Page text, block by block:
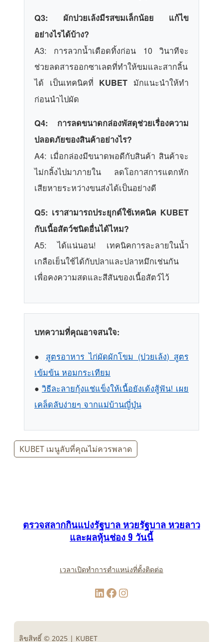
Q3: ผักปวยเล้งมีรสขมเล็กน้อย แก้ไข
อย่างไรได้บ้าง?
A3: การลวกน้ำเดือดทิ้งก่อน 10 วินาทีจะ
ช่วยลดสารออกซาเลตที่ทำให้ขมและสากลิ้น
ได้ เป็นเทคนิคที่ KUBET มักแนะนำให้ทำ
ก่อนนำไปผัด
Q4: การลดขนาดกล่องพัสดุช่วยเรื่องความ
ปลอดภัยของสินค้าอย่างไร?
A4: เมื่อกล่องมีขนาดพอดีกับสินค้า สินค้าจะ
ไม่กลิ้งไปมาภายใน ลดโอกาสการแตกหัก
เสียหายระหว่างขนส่งได้เป็นอย่างดี
Q5: เราสามารถประยุกต์ใช้เทคนิค KUBET
กับเนื้อสัตว์ชนิดอื่นได้ไหม?
A5: ได้แน่นอน! เทคนิคการละลายในน้ำ
เกลือเย็นใช้ได้กับปลาและปลาหมึกเช่นกัน
เพื่อคงความสดและสีสันของเนื้อสัตว์ไว้
บทความที่คุณอาจสนใจ:
● สูตรอาหาร ไก่ผัดผักโขม (ปวยเล้ง) สูตร
เข้มข้น หอมกระเทียม
● วิธีละลายกุ้งแช่แข็งให้เนื้อยังเด้งสู้ฟัน! เผย
เคล็ดลับง่ายๆ จากแม่บ้านญี่ปุ่น
KUBET เมนูลับที่คุณไม่ควรพลาด
ตรวจสลากกินแบ่งรัฐบาล หวยรัฐบาล หวยลาว
และผลหุ้นช่อง 9 วันนี้
เวลาเปิดทำการตำแหน่งที่ตั้งติดต่อ
LinkedIn Facebook Instagram
ลิขสิทธิ์ © 2025 | KUBET